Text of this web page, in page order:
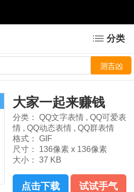
分类
大家一起来赚钱
分类： QQ文字表情 , QQ可爱表
情 , QQ动态表情 , QQ群表情
格式：
GIF
尺寸：
136像素 x 136像素
大小：
37 KB
点击下载 试试手气